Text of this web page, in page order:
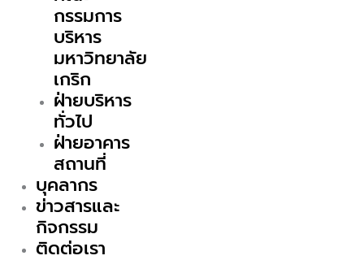
กรรมการ
บริหาร
มหาวิทยาลัย
เกริก
ฝ่ายบริหาร
ทั่วไป
ฝ่ายอาคาร
สถานที่
บุคลากร
ข่าวสารและ
กิจกรรม
ติดต่อเรา